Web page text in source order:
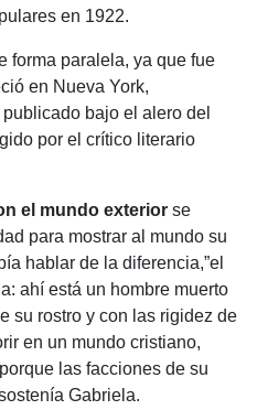
en 1922.
forma paralela, ya que fue
en Nueva York,
publicado bajo el alero del
por el crítico literario
el mundo exterior se
para mostrar al mundo su
hablar de la diferencia,”el
ahí está un hombre muerto
su rostro y con las rigidez de
en un mundo cristiano,
las facciones de su
Gabriela.